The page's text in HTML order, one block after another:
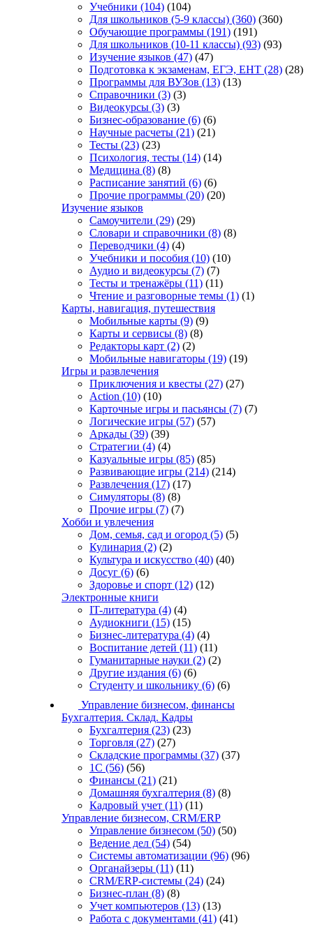
Учебники (104) (104)
Для школьников (5-9 классы) (360) (360)
Обучающие программы (191) (191)
Для школьников (10-11 классы) (93) (93)
Изучение языков (47) (47)
Подготовка к экзаменам, ЕГЭ, ЕНТ (28) (28)
Программы для ВУЗов (13) (13)
Справочники (3) (3)
Видеокурсы (3) (3)
Бизнес-образование (6) (6)
Научные расчеты (21) (21)
Тесты (23) (23)
Психология, тесты (14) (14)
Медицина (8) (8)
Расписание занятий (6) (6)
Прочие программы (20) (20)
Изучение языков
Самоучители (29) (29)
Словари и справочники (8) (8)
Переводчики (4) (4)
Учебники и пособия (10) (10)
Аудио и видеокурсы (7) (7)
Тесты и тренажёры (11) (11)
Чтение и разговорные темы (1) (1)
Карты, навигация, путешествия
Мобильные карты (9) (9)
Карты и сервисы (8) (8)
Редакторы карт (2) (2)
Мобильные навигаторы (19) (19)
Игры и развлечения
Приключения и квесты (27) (27)
Action (10) (10)
Карточные игры и пасьянсы (7) (7)
Логические игры (57) (57)
Аркады (39) (39)
Стратегии (4) (4)
Казуальные игры (85) (85)
Развивающие игры (214) (214)
Развлечения (17) (17)
Симуляторы (8) (8)
Прочие игры (7) (7)
Хобби и увлечения
Дом, семья, сад и огород (5) (5)
Кулинария (2) (2)
Культура и искусство (40) (40)
Досуг (6) (6)
Здоровье и спорт (12) (12)
Электронные книги
IT-литература (4) (4)
Аудиокниги (15) (15)
Бизнес-литература (4) (4)
Воспитание детей (11) (11)
Гуманитарные науки (2) (2)
Другие издания (6) (6)
Студенту и школьнику (6) (6)
Управление бизнесом, финансы
Бухгалтерия. Склад. Кадры
Бухгалтерия (23) (23)
Торговля (27) (27)
Складские программы (37) (37)
1С (56) (56)
Финансы (21) (21)
Домашняя бухгалтерия (8) (8)
Кадровый учет (11) (11)
Управление бизнесом, CRM/ERP
Управление бизнесом (50) (50)
Ведение дел (54) (54)
Системы автоматизации (96) (96)
Органайзеры (11) (11)
CRM/ERP-системы (24) (24)
Бизнес-план (8) (8)
Учет компьютеров (13) (13)
Работа с документами (41) (41)